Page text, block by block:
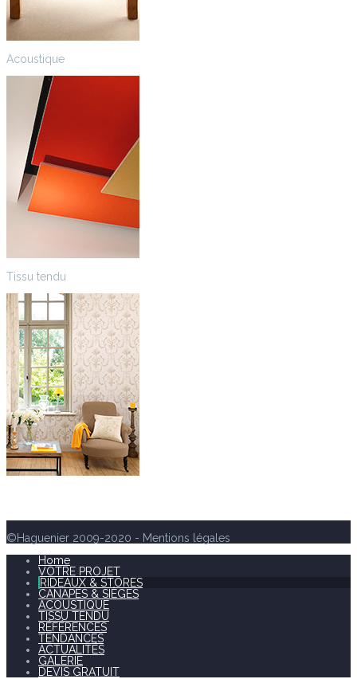
Acoustique
Tissu tendu
©Haguenier 2009-2020 - Mentions légales
Home
VOTRE PROJET
RIDEAUX & STORES
CANAPÉS & SIÈGES
ACOUSTIQUE
TISSU TENDU
RÉFÉRENCES
TENDANCES
ACTUALITÉS
GALERIE
DEVIS GRATUIT